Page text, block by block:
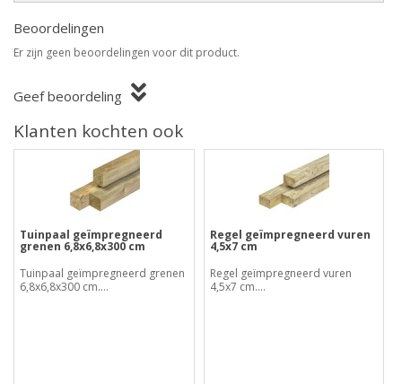
Beoordelingen
Er zijn geen beoordelingen voor dit product.
Geef beoordeling
Klanten kochten ook
Tuinpaal geïmpregneerd
grenen 6,8x6,8x300 cm
Tuinpaal geïmpregneerd grenen
6,8x6,8x300 cm....
Regel geïmpregneerd vuren
4,5x7 cm
Regel geïmpregneerd vuren
4,5x7 cm....